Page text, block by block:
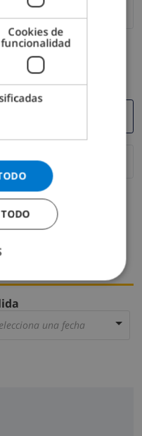
mail no funcione
son obligatorios )
no serán
o empresa.
una fecha
Cookies de
funcionalidad